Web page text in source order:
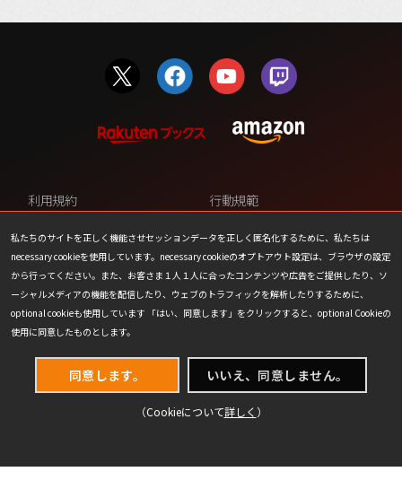
私たちのサイトを正しく機能させセッションデータを正しく匿名化するために、私たちは
necessary cookieを使用しています。necessary cookieのオプトアウト設定は、ブラウザの設定
から行ってください。また、お客さま１人１人に合ったコンテンツや広告をご提供したり、ソ
ーシャルメディアの機能を配信したり、ウェブのトラフィックを解析したりするために、
optional cookieも使用しています 「はい、同意します」をクリックすると、optional Cookieの
使用に同意したものとします。
同意します。 いいえ、同意しません。
（Cookieについて詳しく ）
利用規約
行動規範
プライバシーポリシー
カスタマーサポート
ファンコンテンツ・ポリシー
個人情報の販売や共有を許可し
ない
COOKIE
プレスリリース
会社情報
お問い合わせ